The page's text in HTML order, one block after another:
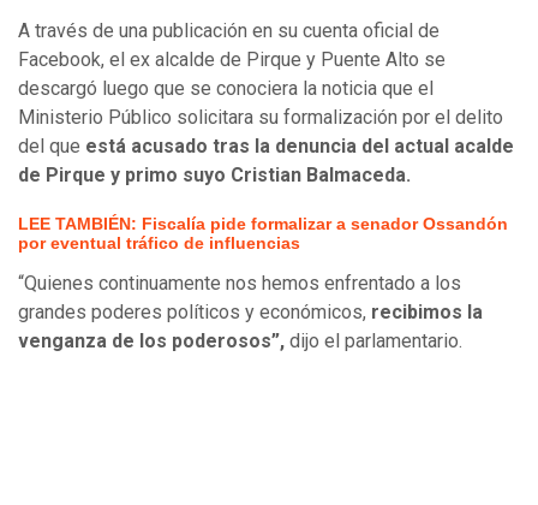
A través de una publicación en su cuenta oficial de
Facebook, el ex alcalde de Pirque y Puente Alto se
descargó luego que se conociera la noticia que el
Ministerio Público solicitara su formalización por el delito
del que está acusado tras la denuncia del actual acalde
de Pirque y primo suyo Cristian Balmaceda.
LEE TAMBIÉN: Fiscalía pide formalizar a senador Ossandón
por eventual tráfico de influencias
“Quienes continuamente nos hemos enfrentado a los
grandes poderes políticos y económicos, recibimos la
venganza de los poderosos”, dijo el parlamentario.